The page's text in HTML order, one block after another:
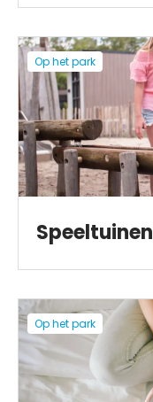
Op het park
Speeltuinen
Op het park